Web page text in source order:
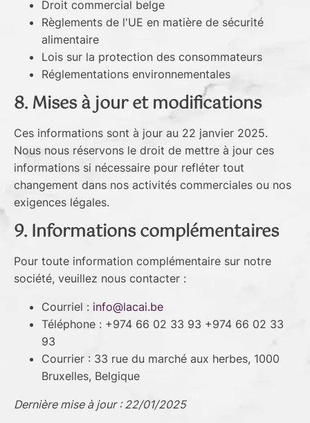
Droit commercial belge
Règlements de l'UE en matière de sécurité
alimentaire
Lois sur la protection des consommateurs
Réglementations environnementales
8. Mises à jour et modifications
Ces informations sont à jour au 22 janvier 2025.
Nous nous réservons le droit de mettre à jour ces
informations si nécessaire pour refléter tout
changement dans nos activités commerciales ou nos
exigences légales.
9. Informations complémentaires
Pour toute information complémentaire sur notre
société, veuillez nous contacter :
Courriel : info@lacai.be
Téléphone : +974 66 02 33 93 +974 66 02 33
93
Courrier : 33 rue du marché aux herbes, 1000
Bruxelles, Belgique
Dernière mise à jour : 22/01/2025